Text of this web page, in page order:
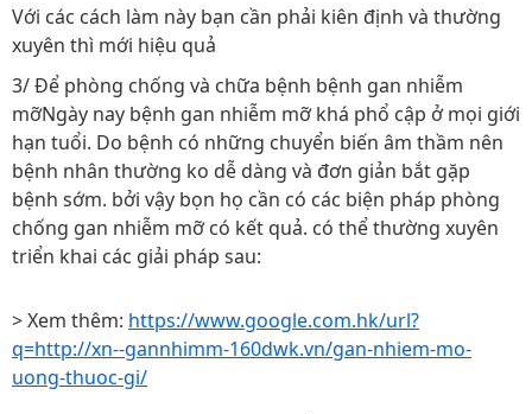
Với các cách làm này bạn cần phải kiên định và thường
xuyên thì mới hiệu quả
3/ Để phòng chống và chữa bệnh bệnh gan nhiễm
mỡNgày nay bệnh gan nhiễm mỡ khá phổ cập ở mọi giới
hạn tuổi. Do bệnh có những chuyển biến âm thầm nên
bệnh nhân thường ko dễ dàng và đơn giản bắt gặp
bệnh sớm. bởi vậy bọn họ cần có các biện pháp phòng
chống gan nhiễm mỡ có kết quả. có thể thường xuyên
triển khai các giải pháp sau:
> Xem thêm: https://www.google.com.hk/url?
q=http://xn--gannhimm-160dwk.vn/gan-nhiem-mo-
uong-thuoc-gi/